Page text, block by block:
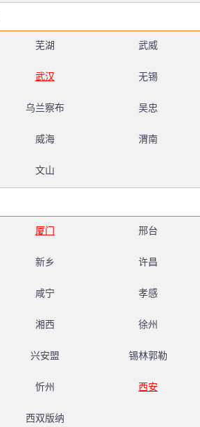
芜湖 武威
武汉 无锡
乌兰察布 吴忠
威海 渭南
文山
厦门 邢台
新乡 许昌
咸宁 孝感
湘西 徐州
兴安盟 锡林郭勒
忻州 西安
西双版纳